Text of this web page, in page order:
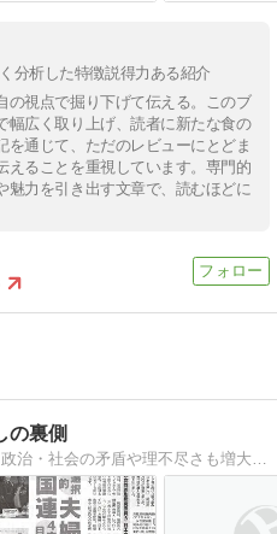
分析した特徴説得力ある紹介
の視点で掘り下げて伝える。このブ
幅広く取り上げ、読者に新たな食の
通じて、ただのレビューにとどま
えることを重視しています。専門的
魅力を引き出す文章で、読むほどに
の裏側